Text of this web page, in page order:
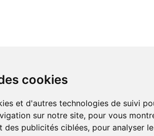
cookies
et d'autres technologies de suivi
sur notre site, pour vous
des publicités ciblées, pour analyser